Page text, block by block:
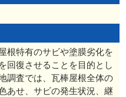
根特有のサビや塗膜劣化を
回復させることを目的とし
調査では、瓦棒屋根全体の
あせ、サビの発生状況、継